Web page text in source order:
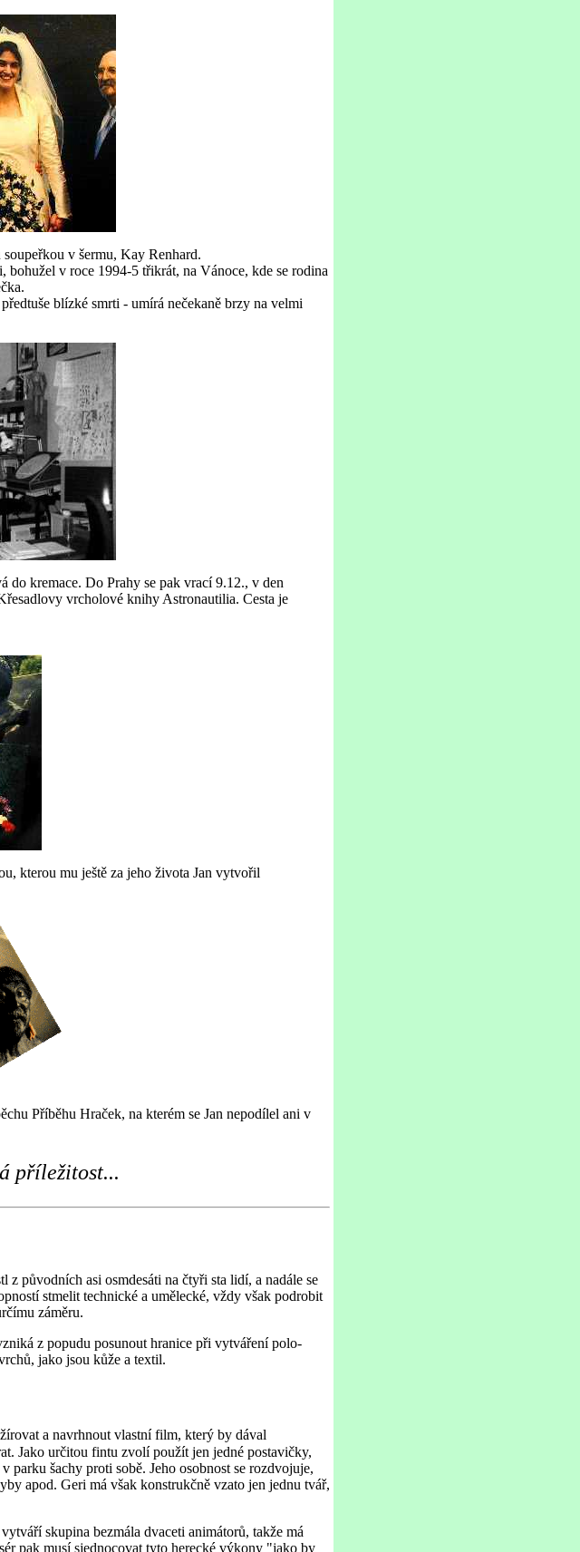
v šermu, Kay Renhard.
bohužel v roce 1994-5 třikrát, na Vánoce, kde se rodina
blízké smrti - umírá nečekaně brzy na velmi
do kremace. Do Prahy se pak vrací 9.12., v den
vrcholové knihy Astronautilia. Cesta je
kterou mu ještě za jeho života Jan vytvořil
Příběhu Hraček, na kterém se Jan nepodílel ani v
příležitost...
z původních asi osmdesáti na čtyři sta lidí, a nadále se
stmelit technické a umělecké, vždy však podrobit
záměru.
z popudu posunout hranice při vytváření polo-
jako jsou kůže a textil.
a navrhnout vlastní film, který by dával
Jako určitou fintu zvolí použít jen jedné postavičky,
parku šachy proti sobě. Jeho osobnost se rozdvojuje,
apod. Geri má však konstrukčně vzato jen jednu tvář,
skupina bezmála dvaceti animátorů, takže má
pak musí sjednocovat tyto herecké výkony "jako by